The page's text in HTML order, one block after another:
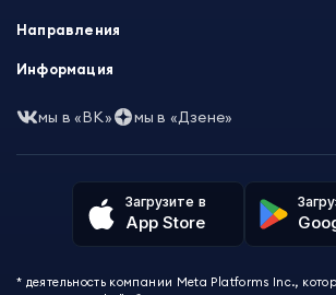
Загрузите в
App Store
* деятельность компании Meta Platforms Inc.,
Skillbox
XYZ School
Skillfactory
Talentsy
ProductStar
Направления
Программирование
Маркетинг
Аналитика
Другие профессии
Красота и здоровье
Информация
Часто задаваемые вопросы
Пользовательское соглашение
Политика обработки данных
Избранные курсы
Акции и скидки
О проекте
мы в «ВК» мы в «Дзене»